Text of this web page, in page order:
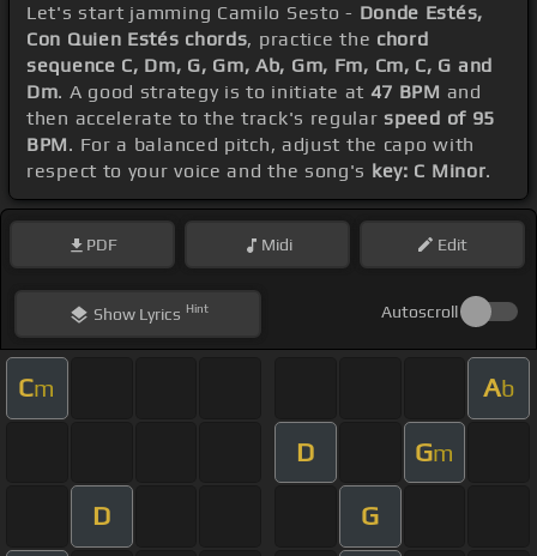
Let's start jamming Camilo Sesto - Donde Estés,
Con Quien Estés chords, practice the chord
sequence C, Dm, G, Gm, Ab, Gm, Fm, Cm, C, G and
Dm. A good strategy is to initiate at 47 BPM and
then accelerate to the track's regularspeed of 95
BPM. For a balanced pitch, adjust the capo with
respect to your voice and the song's key: C Minor.
PDF Midi Edit
ShowLyrics Hint Autoscroll
Cm Ab
D Gm
D G